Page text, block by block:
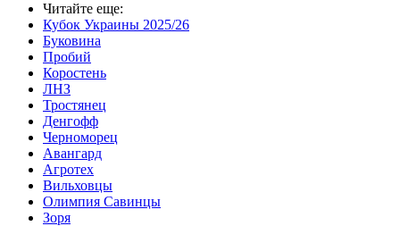
Читайте еще:
Кубок Украины 2025/26
Буковина
Пробий
Коростень
ЛНЗ
Тростянец
Денгофф
Черноморец
Авангард
Агротех
Вильховцы
Олимпия Савинцы
Зоря